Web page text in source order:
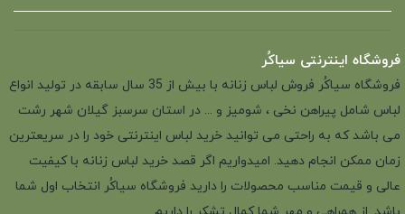
فروشگاه اینترنتی سیاکُر
فروشگاه سیاکُر فروش لباس زنانه با بیش از 35 سال سابقه در تولید انواع
لباس شامل پیراهن نخی ، شومیز و ... در استان سرسبز گیلان شهر رشت
می باشد که به راحتی می توانید خرید لباس اینترنتی خود را در سریعترین
زمان ممکن انجام دهید. امیدواریم اگر قصد خرید لباس زنانه با کیفیت
عالی و قیمت مناسب محصولات را دارید فروشگاه سیاکُر انتخاب اول شما